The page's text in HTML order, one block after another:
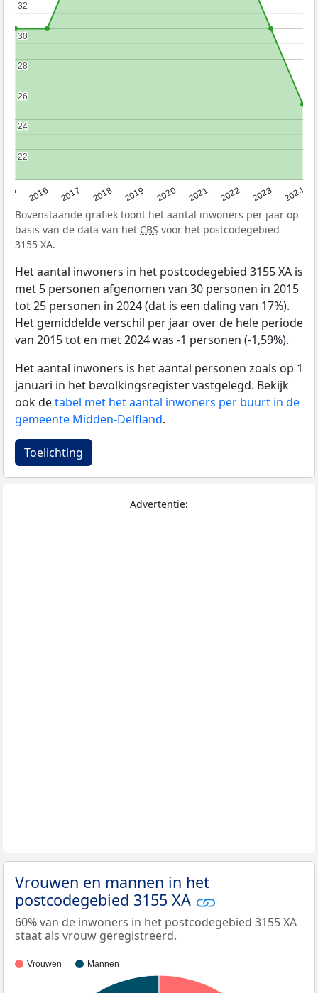
2016 2017 2018 2019 2020 2021 2022 2023 2024
22
22
24
24
26
26
28
28
30
30
32
32
Bovenstaande grafiek toont het aantal inwoners per jaar op
basis van de data van het CBS voor het postcodegebied
3155 XA.
Het aantal inwoners in het postcodegebied 3155 XA is
met 5 personen afgenomen van 30 personen in 2015
tot 25 personen in 2024 (dat is een daling van 17%).
Het gemiddelde verschil per jaar over de hele periode
van 2015 tot en met 2024 was -1 personen (-1,59%).
Het aantal inwoners is het aantal personen zoals op 1
januari in het bevolkingsregister vastgelegd. Bekijk
ook detabel met het aantal inwoners per buurt in de
gemeente Midden-Delfland.
Toelichting
Advertentie:
Vrouwen en mannen in het
postcodegebied 3155 XA
60% van de inwoners in het postcodegebied 3155 XA
staat als vrouw geregistreerd.
Vrouwen Mannen